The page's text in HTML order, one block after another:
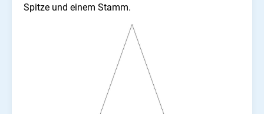
Spitze und einem Stamm.